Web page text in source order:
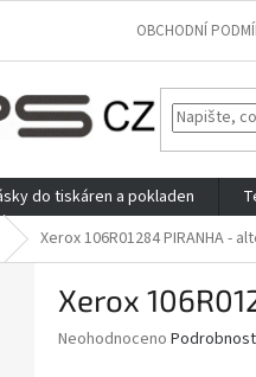
OBCHODNÍ
do tiskáren a pokladen
Xerox 106R01284 PIRANHA -
Xerox
Průměrné
Neohodnoceno